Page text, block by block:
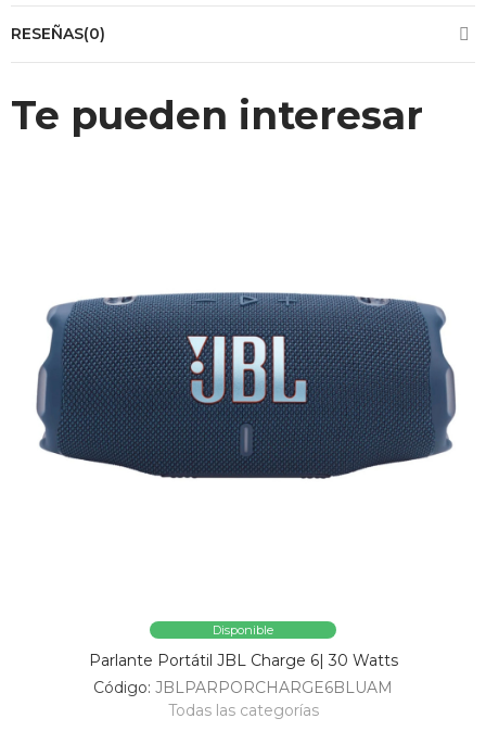
RESEÑAS(0)
Te pueden interesar
Disponible
Parlante Portátil JBL Charge 6| 30 Watts
Código: JBLPARPORCHARGE6BLUAM
Todas las categorías